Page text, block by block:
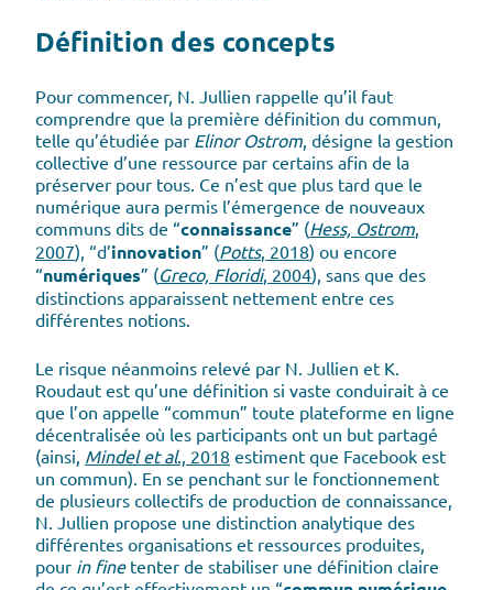
Définition des concepts
Pour commencer, N. Jullien rappelle qu’il faut
comprendre que la première définition du commun,
telle qu’étudiée par Elinor Ostrom, désigne la gestion
collective d’une ressource par certains afin de la
préserver pour tous. Ce n’est que plus tard que le
numérique aura permis l’émergence de nouveaux
communs dits de “connaissance” (Hess, Ostrom,
2007), “d’innovation” (Potts, 2018) ou encore
“numériques” (Greco, Floridi, 2004), sans que des
distinctions apparaissent nettement entre ces
différentes notions.
Le risque néanmoins relevé par N. Jullien et K.
Roudaut est qu’une définition si vaste conduirait à ce
que l’on appelle “commun” toute plateforme en ligne
décentralisée où les participants ont un but partagé
(ainsi, Mindel et al., 2018 estiment que Facebook est
un commun). En se penchant sur le fonctionnement
de plusieurs collectifs de production de connaissance,
N. Jullien propose une distinction analytique des
différentes organisations et ressources produites,
pour in finetenter de stabiliser une définition claire